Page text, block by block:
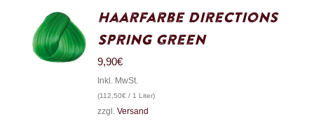
Haarfarbe Directions
Spring Green
9,90€
Inkl. MwSt.
(112,50€ / 1 Liter)
zzgl.Versand